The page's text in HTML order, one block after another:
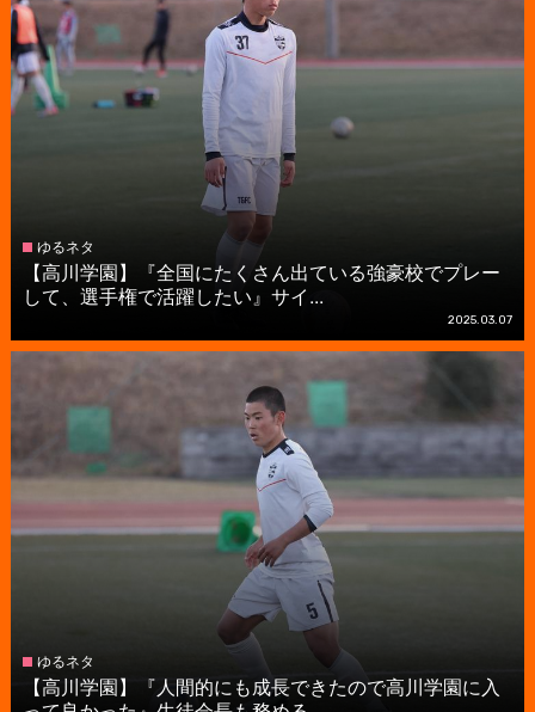
ゆるネタ
【高川学園】『全国にたくさん出ている強豪校でプレー
して、選手権で活躍したい』サイ...
2025.03.07
ゆるネタ
【高川学園】『人間的にも成長できたので高川学園に入